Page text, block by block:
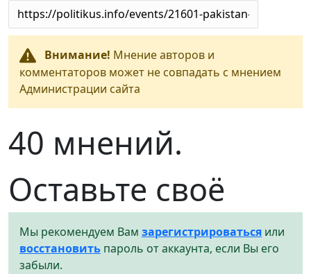
Внимание! Мнение авторов и
комментаторов может не совпадать с мнением
Администрации сайта
40 мнений.
Оставьте своё
Мы рекомендуем Вам зарегистрироваться или
восстановить пароль от аккаунта, если Вы его
забыли.